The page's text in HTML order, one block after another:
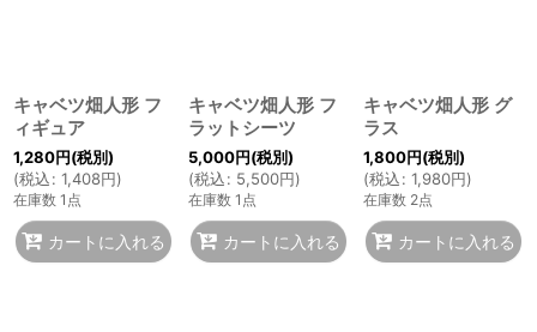
キャベツ畑人形 フ
ィギュア
1,280円(税別)
(税込: 1,408円)
在庫数 1点
カートに入れる
キャベツ畑人形 フ
ラットシーツ
5,000円(税別)
(税込: 5,500円)
在庫数 1点
カートに入れる
キャベツ畑人形 グ
ラス
1,800円(税別)
(税込: 1,980円)
在庫数 2点
カートに入れる